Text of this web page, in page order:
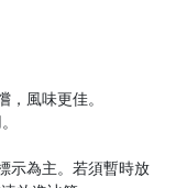
，風味更佳。
示為主。若須暫時放